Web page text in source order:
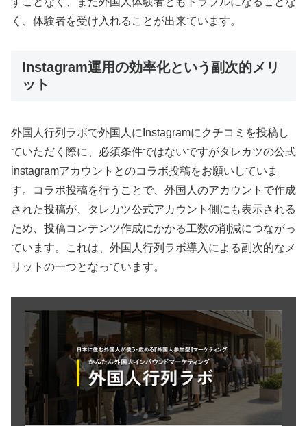
く、体験者を受け入れることが出来ています。
Instagram運用の効率化という副次的メリ
ット
外国人行列ラボで外国人にInstagramにクチコミを投稿し
ていただく際に、必須条件ではないですがタレカツの公式
instagramアカウントとのコラボ投稿をお願いしていま
す。コラボ投稿を行うことで、外国人のアカウントで作成
された投稿が、タレカツ公式アカウント側にも表示される
ため、投稿コンテンツ作成にかかる工数の削減につながっ
ています。これは、外国人行列ラボ導入による副次的なメ
リットの一つとなっています。